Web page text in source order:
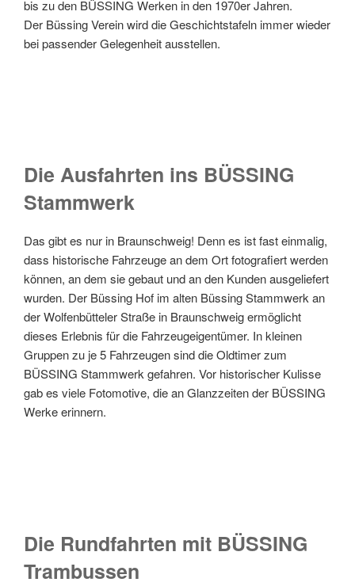
bis zu den BÜSSING Werken in den 1970er Jahren.
Der Büssing Verein wird die Geschichtstafeln immer wieder
bei passender Gelegenheit ausstellen.
Die Ausfahrten ins BÜSSING
Stammwerk
Das gibt es nur in Braunschweig! Denn es ist fast einmalig,
dass historische Fahrzeuge an dem Ort fotografiert werden
können, an dem sie gebaut und an den Kunden ausgeliefert
wurden. Der Büssing Hof im alten Büssing Stammwerk an
der Wolfenbütteler Straße in Braunschweig ermöglicht
dieses Erlebnis für die Fahrzeugeigentümer. In kleinen
Gruppen zu je 5 Fahrzeugen sind die Oldtimer zum
BÜSSING Stammwerk gefahren. Vor historischer Kulisse
gab es viele Fotomotive, die an Glanzzeiten der BÜSSING
Werke erinnern.
Die Rundfahrten mit BÜSSING
Trambussen